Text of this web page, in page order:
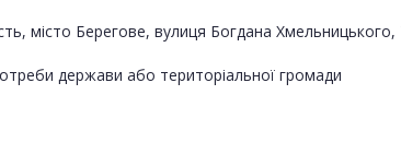
місто Берегове, вулиця Богдана Хмельницького,
держави або територіальної громади